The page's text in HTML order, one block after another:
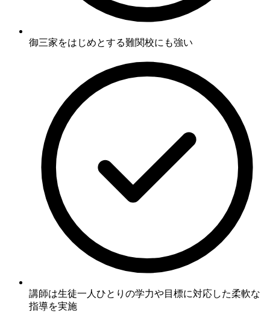
御三家をはじめとする難関校にも強い
講師は生徒一人ひとりの学力や目標に対応した柔軟な
指導を実施